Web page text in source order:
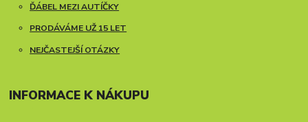
ĎÁBEL MEZI AUTÍČKY
PRODÁVÁME UŽ 15 LET
NEJČASTEJŠÍ OTÁZKY
INFORMACE K NÁKUPU